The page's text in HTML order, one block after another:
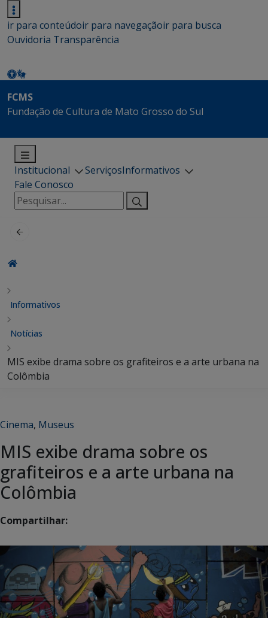
ir para conteúdoir para navegaçãoir para busca
Ouvidoria Transparência
FCMS
Fundação de Cultura de Mato Grosso do Sul
Institucional ServiçosInformativos
Fale Conosco
Pesquisar
por:
Informativos
Notícias
MIS exibe drama sobre os grafiteiros e a arte urbana na
Colômbia
Cinema, Museus
MIS exibe drama sobre os
grafiteiros e a arte urbana na
Colômbia
Compartilhar: